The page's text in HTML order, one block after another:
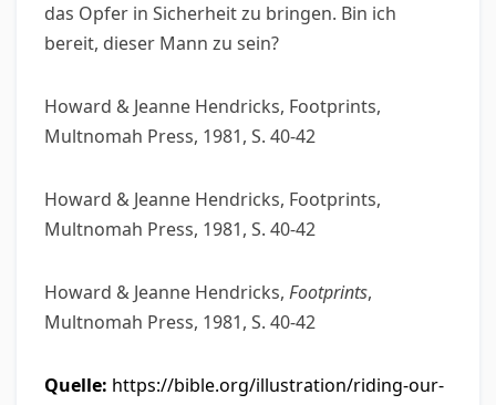
das Opfer in Sicherheit zu bringen. Bin ich
bereit, dieser Mann zu sein?
Howard & Jeanne Hendricks, Footprints,
Multnomah Press, 1981, S. 40-42
Howard & Jeanne Hendricks, Footprints,
Multnomah Press, 1981, S. 40-42
Howard & Jeanne Hendricks, Footprints,
Multnomah Press, 1981, S. 40-42
Quelle: https://bible.org/illustration/riding-our-